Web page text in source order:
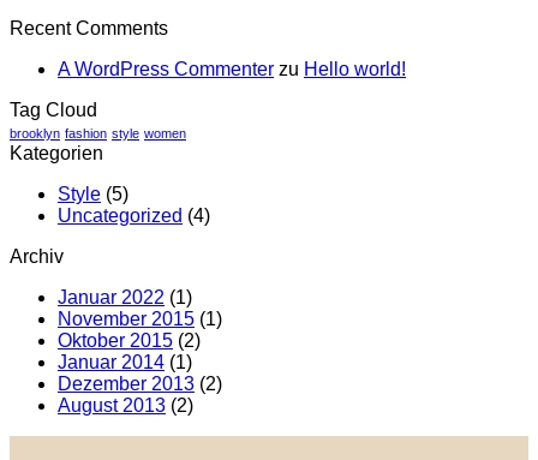
Recent Comments
A WordPress Commenter zu Hello world!
Tag Cloud
brooklyn fashion style women
Kategorien
Style (5)
Uncategorized (4)
Archiv
Januar 2022 (1)
November 2015 (1)
Oktober 2015 (2)
Januar 2014 (1)
Dezember 2013 (2)
August 2013 (2)